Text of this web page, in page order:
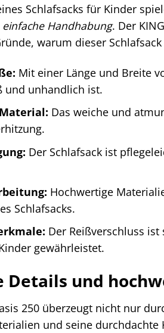
Schlafsacks für Kinder
Handhabung. Der
warum dieser
Mit einer Länge und Breite
und unhandlich ist.
Das weiche und
Der Schlafsack ist
Hochwertige
Schlafsacks.
Der Reißverschluss
gewährleistet.
Details und
250 überzeugt nicht nur
und seine